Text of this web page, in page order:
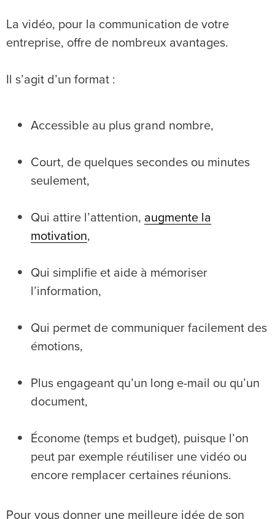
La vidéo, pour la communication de votre
entreprise, offre de nombreux avantages.
Il s’agit d’un format :
Accessible au plus grand nombre,
Court, de quelques secondes ou minutes
seulement,
Qui attire l’attention, augmente la
motivation,
Qui simplifie et aide à mémoriser
l’information,
Qui permet de communiquer facilement des
émotions,
Plus engageant qu’un long e-mail ou qu’un
document,
Économe (temps et budget), puisque l’on
peut par exemple réutiliser une vidéo ou
encore remplacer certaines réunions.
Pour vous donner une meilleure idée de son